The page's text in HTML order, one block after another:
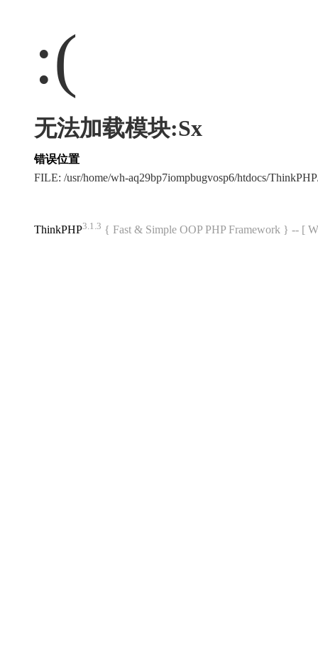
:(
无法加载模块:Sx
错误位置
FILE: /usr/home/wh-aq29bp7iompbugvosp6/htdocs/
ThinkPHP3.1.3 { Fast & Simple OOP PHP Framework } -- [